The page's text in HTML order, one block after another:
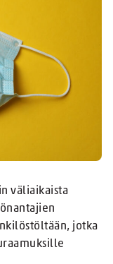
väliaikaista
jotka